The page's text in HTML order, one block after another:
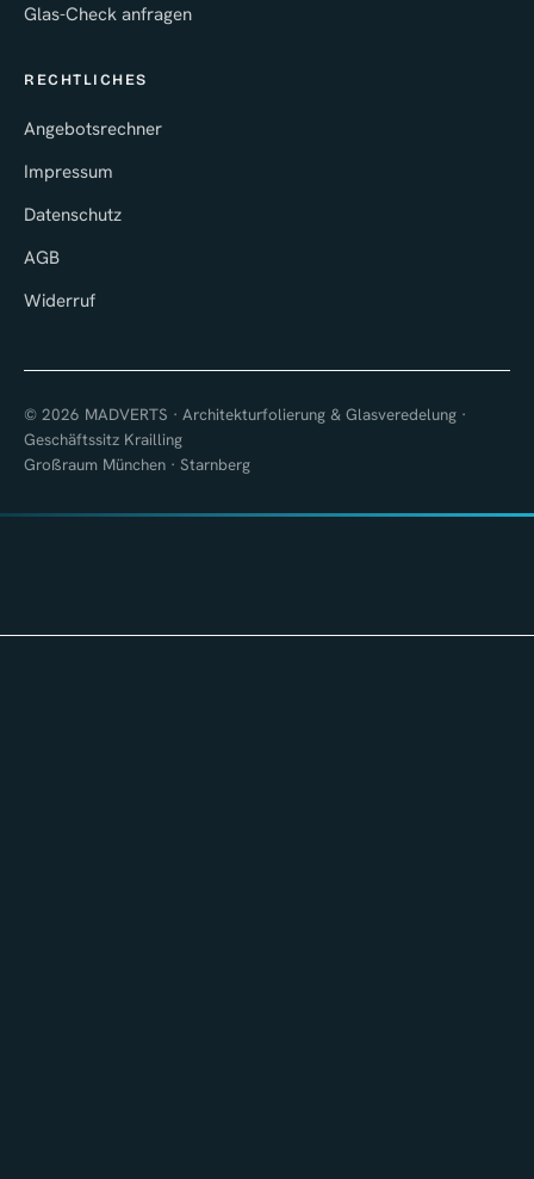
Glas-Check anfragen
RECHTLICHES
Angebotsrechner
Impressum
Datenschutz
AGB
Widerruf
© 2026 MADVERTS · Architekturfolierung & Glasveredelung ·
Geschäftssitz Krailling
Großraum München · Starnberg